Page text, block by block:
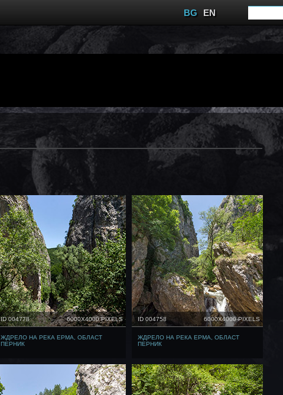
BG EN
ID 004778 6000X4000 PIXELS
ЖДРЕЛО НА РЕКА ЕРМА, ОБЛАСТ
ПЕРНИК
ID 004758 6000X4000 PIXELS
ЖДРЕЛО НА РЕКА ЕРМА, ОБЛАСТ
ПЕРНИК